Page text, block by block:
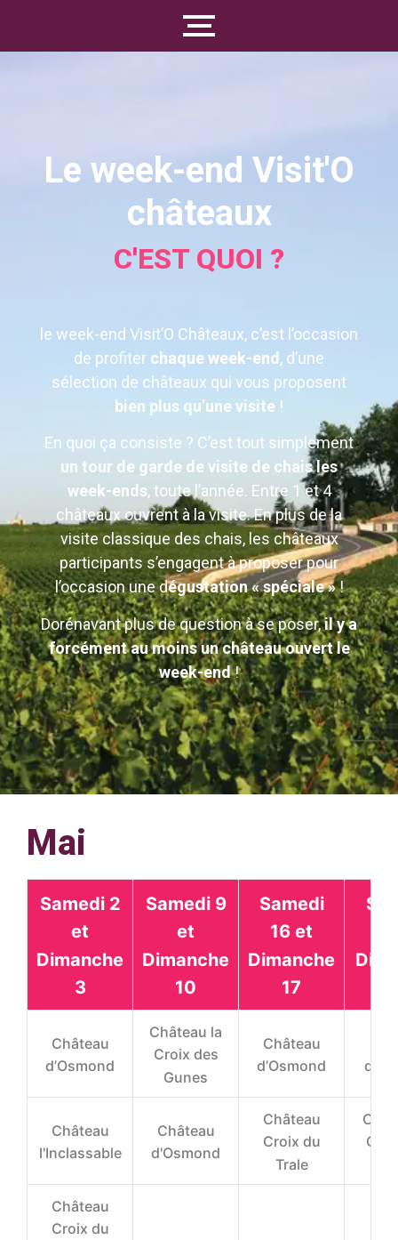
Le week-end Visit'O
châteaux
C'EST QUOI ?
le week-end Visit’O Châteaux, c’est l’occasion
de profiter chaque week-end , d’une
sélection de châteaux qui vous proposent
bien plus qu’une visite !
En quoi ça consiste ? C’est tout simplement
un tour de garde de visite de chais les
week-ends, toute l’année. Entre 1 et 4
châteaux ouvrent à la visite. En plus de la
visite classique des chais, les châteaux
participants s’engagent à proposer pour
l’occasion une dégustation « spéciale »!
Dorénavant plus de question à se poser,il y a
forcément au moins un château ouvert le
week-end!
Mai
Samedi 2
et
Dimanche
3
Samedi 9
et
Dimanche
10
Samedi
16 et
Dimanche
17
Château
d’Osmond
Château la
Croix des
Gunes
Château
d’Osmond
Château
l'Inclassable
Château
d'Osmond
Château
Croix du
Trale
Château
Croix du